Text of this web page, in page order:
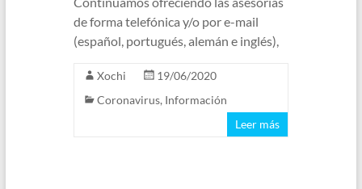
de forma telefónica y/o por e-mail
(español, portugués, alemán e inglés),
Xochi
19/06/2020
Coronavirus, Información
Leer más